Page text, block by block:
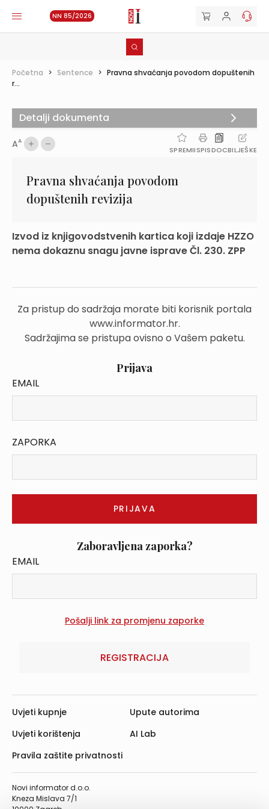
NN 85/2026
Početna > Sentence > Pravna shvaćanja povodom dopuštenih
r...
AA
SPREMIISPISDOCBILJEŠKE
Pravna shvaćanja povodom
dopuštenih revizija
Izvod iz knjigovodstvenih kartica koji izdaje HZZO
nema dokaznu snagu javne isprave Čl. 230. ZPP
Za pristup do sadržaja morate biti korisnik portala
www.informator.hr.
Sadržajima se pristupa ovisno o Vašem paketu.
Prijava
EMAIL
ZAPORKA
Zaboravljena zaporka?
EMAIL
REGISTRACIJA
Detalji dokumenta
Novi informator d.o.o.
Kneza Mislava 7/1
Uvjeti kupnje
Uvjeti korištenja
Pravila zaštite privatnosti
Upute autorima
AI Lab